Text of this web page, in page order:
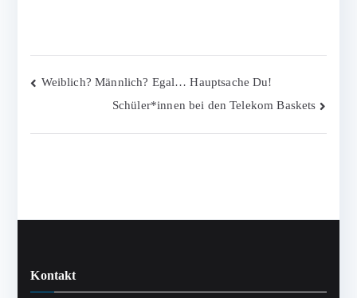
Beitragsnavigation
Weiblich? Männlich? Egal… Hauptsache Du!
Schüler*innen bei den Telekom Baskets
Kontakt